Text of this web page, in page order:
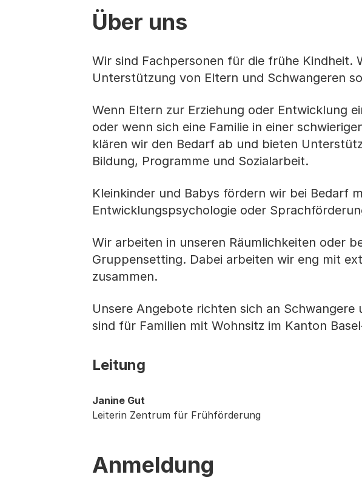
Über uns
Wir sind Fachpersonen für die frühe Kindheit.
Unterstützung von Eltern und Schwangeren
Wenn Eltern zur Erziehung oder Entwicklung
oder wenn sich eine Familie in einer
klären wir den Bedarf ab und bieten
Bildung, Programme und Sozialarbeit.
Kleinkinder und Babys fördern wir bei Bedarf
Entwicklungspsychologie oder
Wir arbeiten in unseren Räumlichkeiten oder
Gruppensetting. Dabei arbeiten wir eng mit
zusammen.
Unsere Angebote richten sich an
sind für Familien mit Wohnsitz im Kanton
Leitung
Janine Gut
Leiterin Zentrum für Frühförderung
Anmeldung